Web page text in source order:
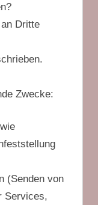
Dritte
Zwecke:
(Senden von
Services,